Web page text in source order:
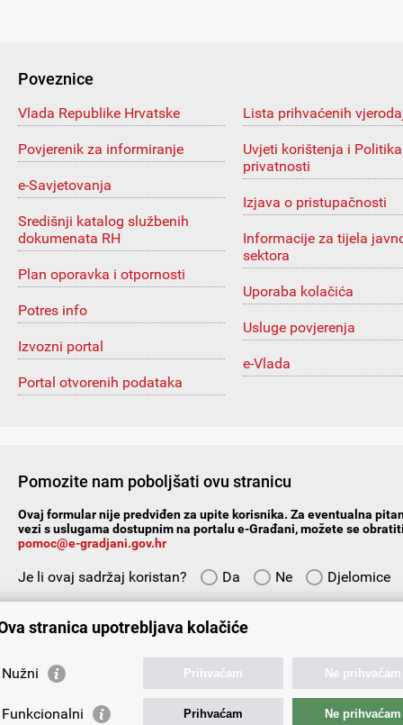
Poveznice
Vlada Republike Hrvatske
Povjerenik za informiranje
e-Savjetovanja
Središnji katalog službenih
dokumenata RH
Plan oporavka i otpornosti
Potres info
Izvozni portal
Portal otvorenih podataka
Lista prihvaćenih
Uvjeti korištenja i Politika
privatnosti
Izjava o pristupačnosti
Informacije za tijela
sektora
Uporaba kolačića
Usluge povjerenja
e-Vlada
Pomozite nam poboljšati ovu stranicu
Ovaj formular nije predviđen za upite korisnika. Za eventualna
vezi s uslugama dostupnim na portalu e-Građani, možete se
pomoc@e-gradjani.gov.hr
Je li ovaj sadržaj koristan? Da Ne
Djelomice
stranica upotrebljava kolačiće
Nužni Prihvaćam Ne prihvaćam
Funkcionalni Prihvaćam Ne prihvaćam